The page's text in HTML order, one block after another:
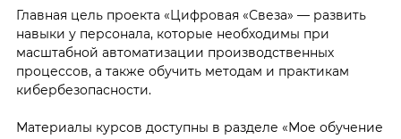
Главная цель проекта «Цифровая «Свеза» — развить
навыки у персонала, которые необходимы при
масштабной автоматизации производственных
процессов, а также обучить методам и практикам
кибербезопасности.
Материалы курсов доступны в разделе «Мое обучение